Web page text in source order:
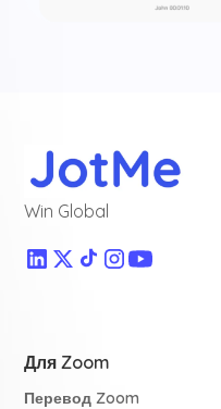
Win Global
Для Zoom
Перевод Zoom